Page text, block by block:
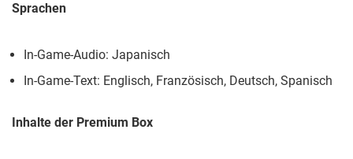
Sprachen
In-Game-Audio: Japanisch
In-Game-Text: Englisch, Französisch, Deutsch, Spanisch
Inhalte der Premium Box